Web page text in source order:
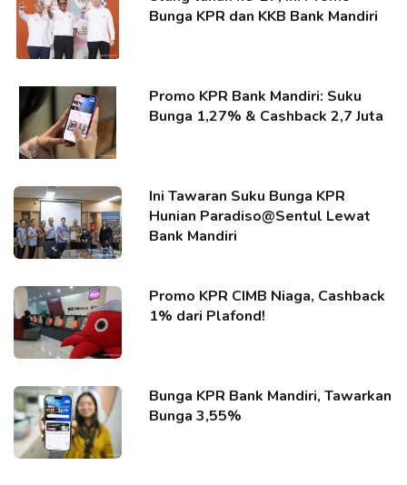
Bunga KPR dan KKB Bank Mandiri
Promo KPR Bank Mandiri: Suku
Bunga 1,27% & Cashback 2,7 Juta
Ini Tawaran Suku Bunga KPR
Hunian Paradiso@Sentul Lewat
Bank Mandiri
Promo KPR CIMB Niaga, Cashback
1% dari Plafond!
Bunga KPR Bank Mandiri, Tawarkan
Bunga 3,55%